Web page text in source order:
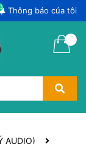
Thông báo của tôi
AUDIO)